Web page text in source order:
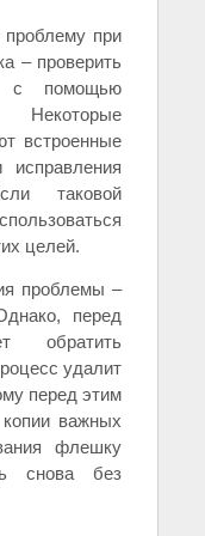
проблему при
– проверить
с помощью
встроенные
таковой
целей.
проблемы –
перед
обратить
удалит
перед этим
важных
флешку
снова без